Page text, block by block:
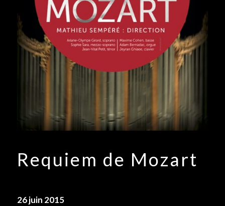
Requiem de Mozart
26 juin 2015